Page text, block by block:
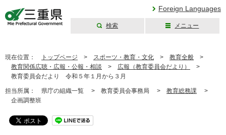
Foreign Languages
検索 メニュー
現在位置： トップページ > スポーツ・教育・文化 > 教育全般 >
教育関係広聴・広報・公報・相談 > 広報（教育委員会だより）
>
教育委員会だより 令和５年１月から３月
担当所属： 県庁の組織一覧 > 教育委員会事務局 > 教育総務課 >
企画調整班